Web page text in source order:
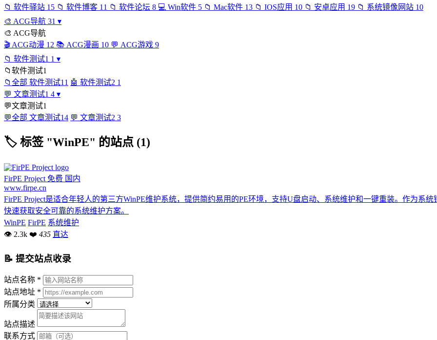
📁 软件驿站 15 📁 软件博客 11 📁 软件论坛 8 💻 Win软件 5 📁 Mac软件 13 📁 IOS应用 10 📁 安卓应用 19 📁 系统镜像网站 10
🎨 ACG导航 31 ▾
🎨 ACG导航
🎬 ACG动漫 12 📚 ACG漫画 10 💬 ACG游戏 9
📁 软件测试1 1 ▾
📁 软件测试1
📁 全部 软件测试1 1 🤖 软件测试2 1
💬 文章测试1 4 ▾
💬文章测试1
💬全部 文章测试14 💬 文章测试2 3
🏷 标签 "WinPE" 的站点 (1)
FirPE Project 免费 国内
www.firpe.cn
FirPE Project是适合年轻人的第三方WinPE维护系统，提供简约易用的PE环境，支持U盘启动、系统维护和一键重装。作为系
快速获取安全可靠的系统维护方案。
WinPE FirPE 系统维护
👁 2.3k ❤ 435 直达
📝 提交站点收录
站点名称 *
站点地址 *
所属分类
站点描述
联系方式